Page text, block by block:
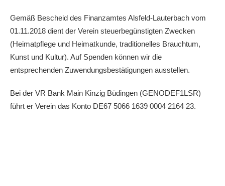
Gemäß Bescheid des Finanzamtes Alsfeld-Lauterbach vom
01.11.2018 dient der Verein steuerbegünstigten Zwecken
(Heimatpflege und Heimatkunde, traditionelles Brauchtum,
Kunst und Kultur). Auf Spenden können wir die
entsprechenden Zuwendungsbestätigungen ausstellen.
Bei der VR Bank Main Kinzig Büdingen (GENODEF1LSR)
führt er Verein das Konto DE67 5066 1639 0004 2164 23.